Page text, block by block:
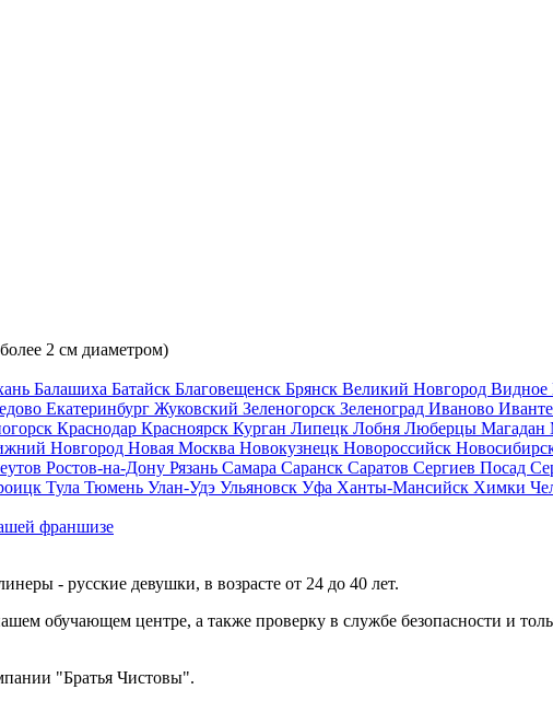
2 см диаметром)
Балашиха Батайск Благовещенск Брянск Великий Новгород Видное
Екатеринбург Жуковский Зеленогорск Зеленоград Иваново
Краснодар Красноярск Курган Липецк Лобня Люберцы Магадан
Новгород Новая Москва Новокузнецк Новороссийск
Ростов-на-Дону Рязань Самара Саранск Саратов Сергиев Посад
Тула Тюмень Улан-Удэ Ульяновск Уфа Ханты-Мансийск Химки
франшизе
- русские девушки, в возрасте от 24 до 40 лет.
обучающем центре, а также проверку в службе безопасности и
"Братья Чистовы".